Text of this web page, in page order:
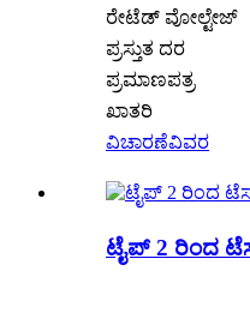
ರೇಟೆಡ್ ವೋಲ್ಟೇಜ್
ಪ್ರಸ್ತುತ ದರ
ಪ್ರಮಾಣಪತ್ರ
ಖಾತರಿ
ವಿಚಾರಣೆವಿವರ
ಟೈಪ್ 2 ರಿಂದ